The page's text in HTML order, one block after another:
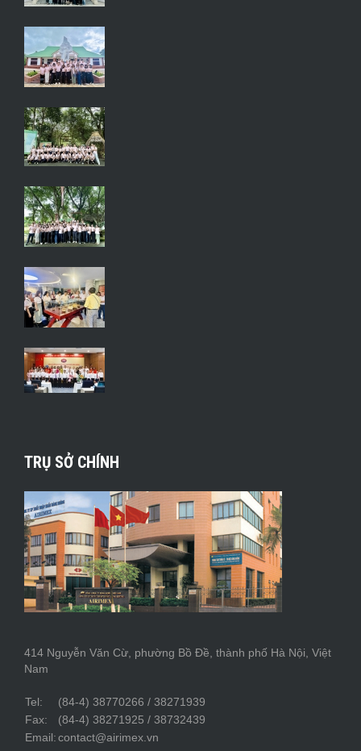
TRỤ SỞ CHÍNH
414 Nguyễn Văn Cừ, phường Bồ Đề, thành phố Hà Nội, Việt
Nam
Tel:
(84-4) 38770266 / 38271939
Fax:
(84-4) 38271925 / 38732439
Email:contact@airimex.vn